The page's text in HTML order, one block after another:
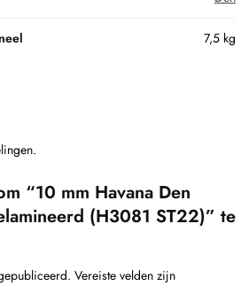
7,5 kg
“10 mm Havana Den
(H3081 ST22)” te
Vereiste velden zijn